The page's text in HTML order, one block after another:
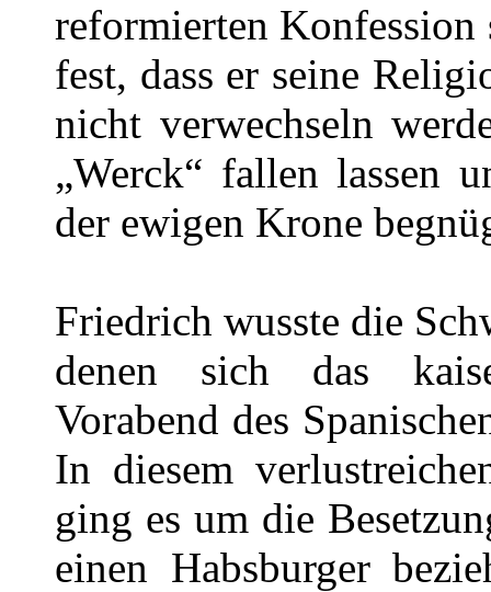
reformierten Konfession
fest, dass er seine
nicht verwechseln
„Werck“ fallen lassen
der ewigen Krone
Friedrich wusste die
denen sich das
Vorabend des
In diesem
ging es um die
einen Habsburger